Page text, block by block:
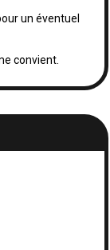
un éventuel
convient.